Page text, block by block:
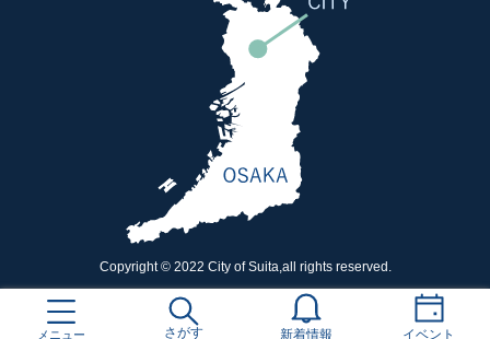
メニュー さがす 新着情報 イベント
Copyright © 2022 City of Suita,all rights reserved.